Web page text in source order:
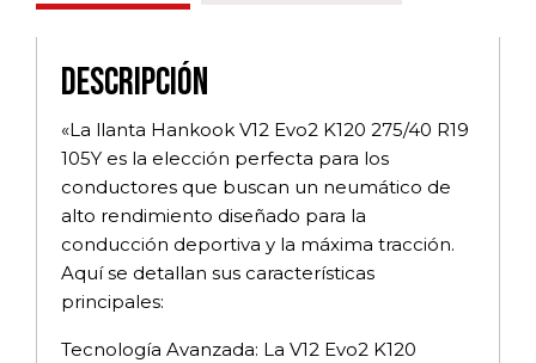
Descripción
«La llanta Hankook V12 Evo2 K120 275/40 R19
105Y es la elección perfecta para los
conductores que buscan un neumático de
alto rendimiento diseñado para la
conducción deportiva y la máxima tracción.
Aquí se detallan sus características
principales:
Tecnología Avanzada: La V12 Evo2 K120